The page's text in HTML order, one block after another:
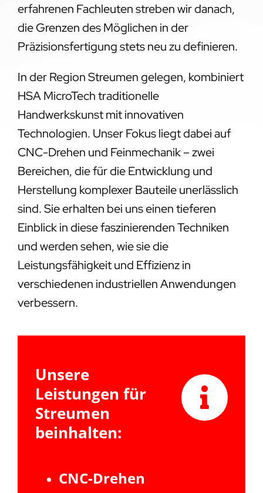
erfahrenen Fachleuten streben wir danach,
die Grenzen des Möglichen in der
Präzisionsfertigung stets neu zu definieren.
In der Region Streumen gelegen, kombiniert
HSA MicroTech traditionelle
Handwerkskunst mit innovativen
Technologien. Unser Fokus liegt dabei auf
CNC-Drehen und Feinmechanik – zwei
Bereichen, die für die Entwicklung und
Herstellung komplexer Bauteile unerlässlich
sind. Sie erhalten bei uns einen tieferen
Einblick in diese faszinierenden Techniken
und werden sehen, wie sie die
Leistungsfähigkeit und Effizienz in
verschiedenen industriellen Anwendungen
verbessern.
Unsere
Leistungen für
Streumen
beinhalten:
CNC-Drehen